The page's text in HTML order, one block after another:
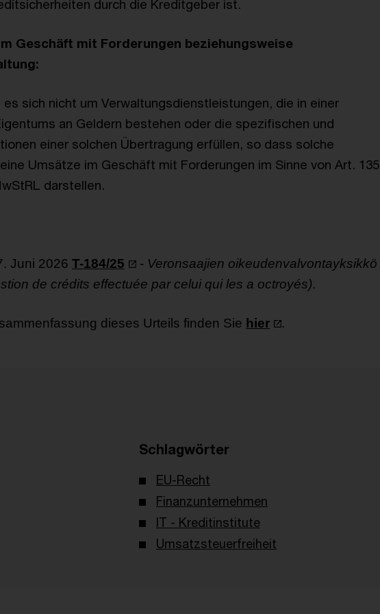
durch die Kreditgeber ist.
Geschäft mit Forderungen beziehungsweise
sich nicht um Verwaltungsdienstleistungen, die in einer
an Geldern bestehen oder die spezifischen und
einer solchen Übertragung erfüllen, so dass solche
Umsätze im Geschäft mit Forderungen im Sinne von Art. 135
darstellen.
Juni 2026 T-184/25 - Veronsaajien oikeudenvalvontayksikkö
de crédits effectuée par celui qui les a octroyés).
dieses Urteils finden Sie hier .
Schlagwörter
EU-Recht
Finanzunternehmen
IT - Kreditinstitute
Umsatzsteuerfreiheit